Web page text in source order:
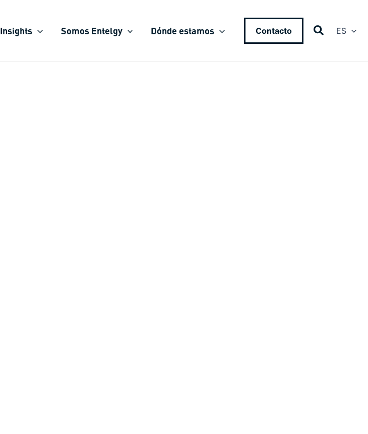
Insights Somos Entelgy Dónde estamos Contacto ES